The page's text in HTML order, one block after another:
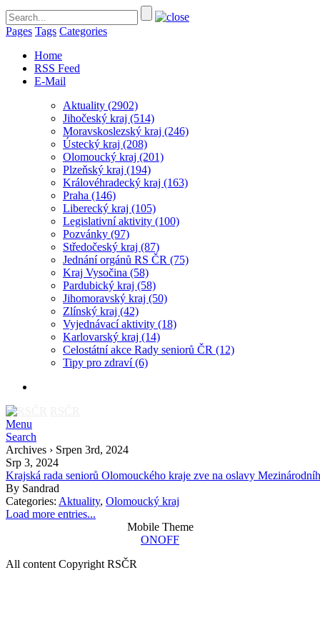
Pages Tags Categories
Home
RSS Feed
E-Mail
Aktuality (2902)
Jihočeský kraj (514)
Moravskoslezský kraj (246)
Ústecký kraj (208)
Olomoucký kraj (201)
Plzeňský kraj (194)
Královéhradecký kraj (163)
Praha (146)
Liberecký kraj (105)
Legislativní aktivity (100)
Pozvánky (97)
Středočeský kraj (87)
Jednání orgánů RS ČR (75)
Kraj Vysočina (58)
Pardubický kraj (58)
Jihomoravský kraj (50)
Zlínský kraj (42)
Vyjednávací aktivity (18)
Karlovarský kraj (14)
Celostátní akce Rady seniorů ČR (12)
Tipy pro zdraví(6)
Menu
Search
Archives › Srpen 3rd, 2024
Srp 3, 2024
Krajská rada seniorů Olomouckého kraje zve na oslavy
By Sandrad
Categories: Aktuality, Olomoucký kraj
Load more entries...
Mobile Theme
ONOFF
All content Copyright RSČR